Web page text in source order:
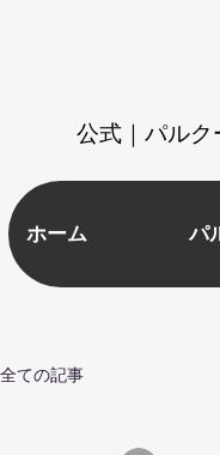
公式｜パル
ホーム パ
全ての記事